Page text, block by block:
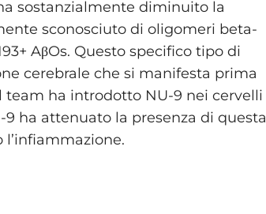
sostanzialmente diminuito la
sconosciuto di oligomeri beta-
AβOs. Questo specifico tipo di
cerebrale che si manifesta prima
ha introdotto NU-9 nei cervelli
ha attenuato la presenza di questa